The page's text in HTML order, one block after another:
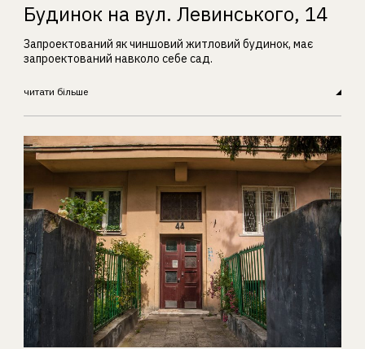
Будинок на вул. Левинського, 14
Запроектований як чиншовий житловий будинок, має
запроектований навколо себе сад.
читати більше